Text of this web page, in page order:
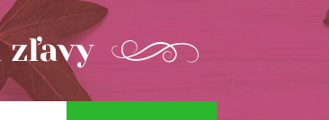
zľavy